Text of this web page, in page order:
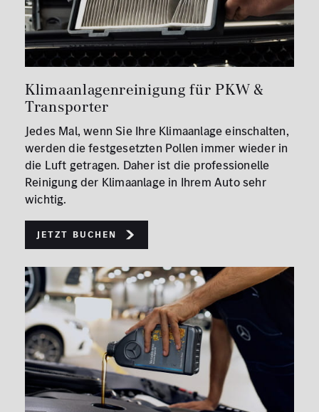
Klimaanlagenreinigung für PKW &
Transporter
Jedes Mal, wenn Sie Ihre Klimaanlage einschalten,
werden die festgesetzten Pollen immer wieder in
die Luft getragen. Daher ist die professionelle
Reinigung der Klimaanlage in Ihrem Auto sehr
wichtig.
Jetzt buchen